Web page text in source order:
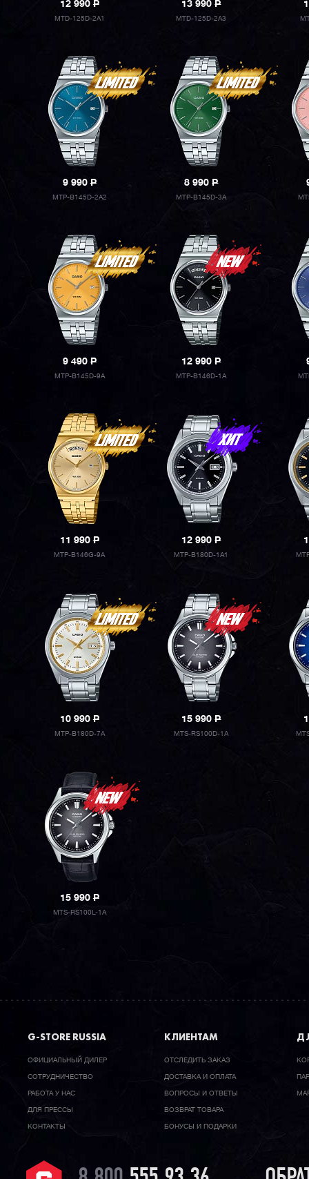
12 990P
MTD-125D-2A1
13 990P
MTD-125D-2A3
9 990P
MTP-B145D-2A2
8 990P
MTP-B145D-3A
9 490P
MTP-B145D-9A
12 990P
MTP-B146D-1A
11 990P
MTP-B146G-9A
12 990P
MTP-B180D-1A1
10 990P
MTP-B180D-7A
15 990P
MTS-RS100D-1A
15 990P
MTS-RS100L-1A
G-STORE RUSSIA
ОФИЦИАЛЬНЫЙ ДИЛЕР
CОТРУДНИЧЕСТВО
РАБОТА У НАС
ДЛЯ ПРЕССЫ
КОНТАКТЫ
КЛИЕНТАМ
ОТСЛЕДИТЬ ЗАКАЗ
ДОСТАВКА И ОПЛАТА
ВОПРОСЫ И ОТВЕТЫ
ВОЗВРАТ ТОВАРА
БОНУСЫ И ПОДАРКИ